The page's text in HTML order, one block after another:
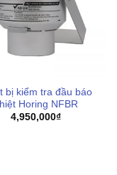
bị kiểm tra đầu báo
Horing NFBR
4,950,000₫